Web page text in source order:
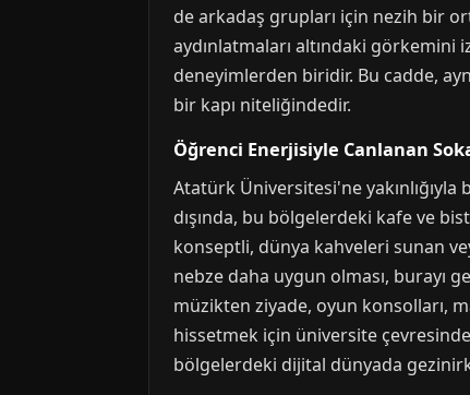
de arkadaş grupları için nezih bir
aydınlatmaları altındaki
deneyimlerden biridir. Bu cadde,
bir kapı niteliğindedir.
Öğrenci Enerjisiyle Canlanan
Atatürk Üniversitesi'ne
dışında, bu bölgelerdeki kafe ve
konseptli, dünya kahveleri sunan
nebze daha uygun olması, burayı
müzikten ziyade, oyun konsolları,
hissetmek için üniversite
bölgelerdeki dijital dünyada